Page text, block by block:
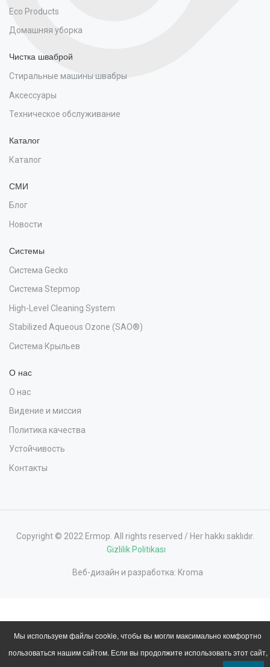
Eco Products
Домашняя уборка
Чистка шваброй
Стиральные машины швабры
Аксессуары
Техническое обслуживание
Каталог
Каталог
СМИ
Блог
Новости
Системы
Система Gecko
Система Stepmop
High-Level Cleaning System
Stabilized Aqueous Ozone (SAO®)
Система Крыльев
О нас
О нас
Видение и миссия
Политика качества
Устойчивость
Контакты
Copyright © 2022 Ermop. All rights reserved / Her hakkı saklıdır.
Gizlilik Politikası
Веб-дизайн и разработка: Kroma
Мы используем файлы cookie, чтобы вы могли максимально комфортно
пользоваться нашим сайтом. Если вы продолжите использовать этот сайт,